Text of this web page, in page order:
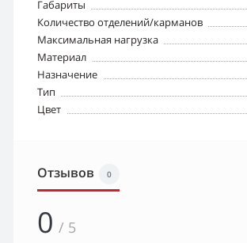
Габариты
Количество отделений/карманов
Максимальная нагрузка
Материал
Назначение
Тип
Цвет
Отзывов 0
0 / 5